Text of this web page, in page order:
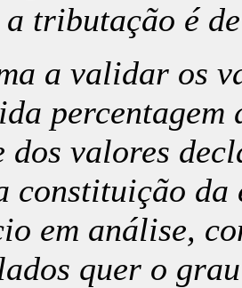
tributação é
a validar os
percentagem
dos valores
constituição da
em análise,
quer o